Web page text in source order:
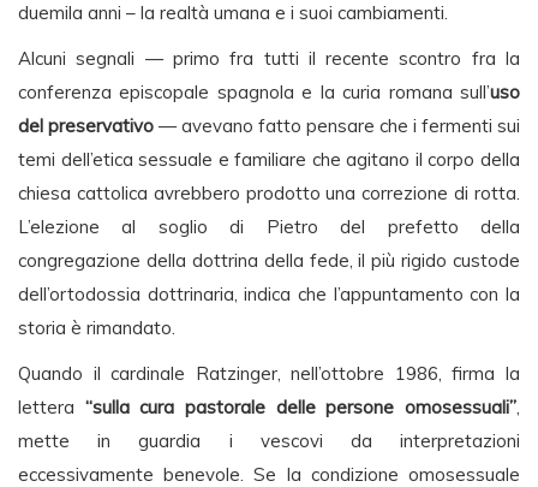
duemila anni – la realtà umana e i suoi cambiamenti.
Alcuni segnali — primo fra tutti il recente scontro fra la
conferenza episcopale spagnola e la curia romana sull’uso
del preservativo — avevano fatto pensare che i fermenti sui
temi dell’etica sessuale e familiare che agitano il corpo della
chiesa cattolica avrebbero prodotto una correzione di rotta.
L’elezione al soglio di Pietro del prefetto della
congregazione della dottrina della fede, il più rigido custode
dell’ortodossia dottrinaria, indica che l’appuntamento con la
storia è rimandato.
Quando il cardinale Ratzinger, nell’ottobre 1986, firma la
lettera “sulla cura pastorale delle persone omosessuali”,
mette in guardia i vescovi da interpretazioni
eccessivamente benevole. Se la condizione omosessuale